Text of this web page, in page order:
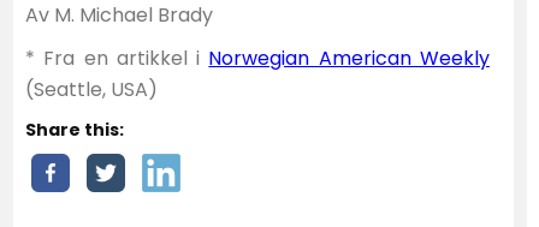
Av M. Michael Brady
* Fra en artikkel i Norwegian American Weekly
(Seattle, USA)
Share this: